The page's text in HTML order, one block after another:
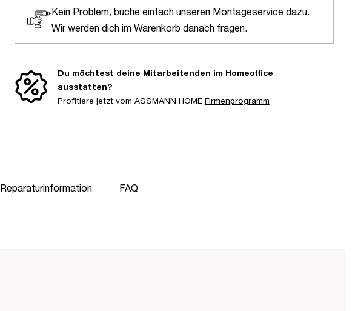
Kein Problem, buche einfach unseren Montageservice dazu.
Wir werden dich im Warenkorb danach fragen.
Du möchtest deine Mitarbeitenden im Homeoffice
ausstatten?
Profitiere jetzt vom ASSMANN HOME Firmenprogramm
Reparaturinformation FAQ